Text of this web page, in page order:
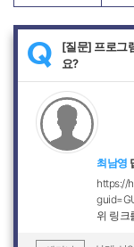
Q
[질문] 프로그
요?
최남영
https://
위 링크